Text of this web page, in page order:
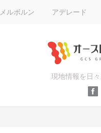
メルボルン アデレード
現地情報を日